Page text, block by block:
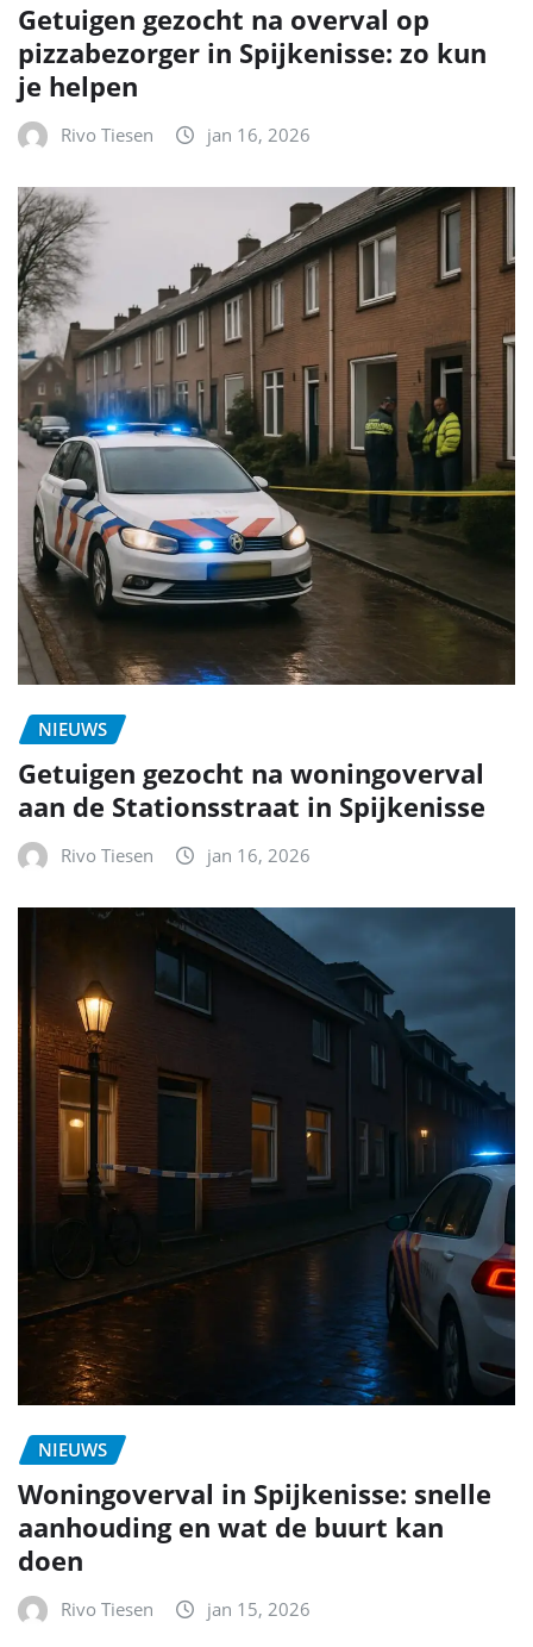
Getuigen gezocht na overval op
pizzabezorger in Spijkenisse: zo kun
je helpen
Rivo Tiesen jan 16, 2026
NIEUWS
Getuigen gezocht na woningoverval
aan de Stationsstraat in Spijkenisse
Rivo Tiesen jan 16, 2026
NIEUWS
Woningoverval in Spijkenisse: snelle
aanhouding en wat de buurt kan
doen
Rivo Tiesen jan 15, 2026